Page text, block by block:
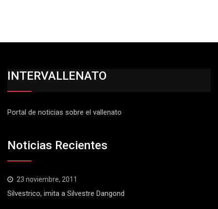
INTERVALLENATO
Portal de noticias sobre el vallenato
Noticias Recientes
23 noviembre, 2011
Silvestrico, imita a Silvestre Dangond